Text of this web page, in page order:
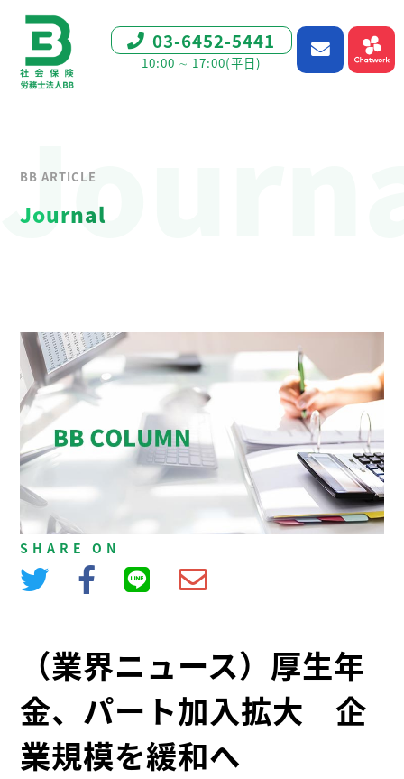
03-6452-5441
10:00 ∼ 17:00(平日)
BB ARTICLE
Journal
SHARE ON
（業界ニュース）厚生年
金、パート加入拡大 企
業規模を緩和へ